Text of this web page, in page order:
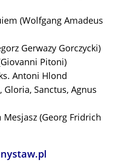
(Wolfgang Amadeus
Gerwazy Gorczycki)
Pitoni)
Antoni Hlond
Sanctus, Agnus
(Georg Fridrich